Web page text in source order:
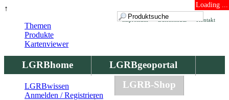
↑ Loading ...
Kontakt
Datenschutz
Impressum
LGRBhome
LGRBgeoportal
LGRBbohrungen
LGRB-Shop
Themen
Produkte
Kartenviewer
LGRBwissen
Anmelden / Registrieren